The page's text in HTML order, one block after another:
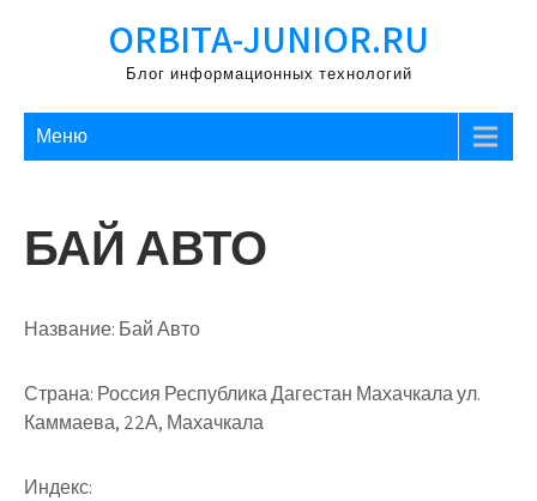
ORBITA-JUNIOR.RU
Блог информационных технологий
Меню
БАЙ АВТО
Название: Бай Авто
Страна: Россия Республика Дагестан Махачкала ул.
Каммаева, 22А, Махачкала
Индекс: